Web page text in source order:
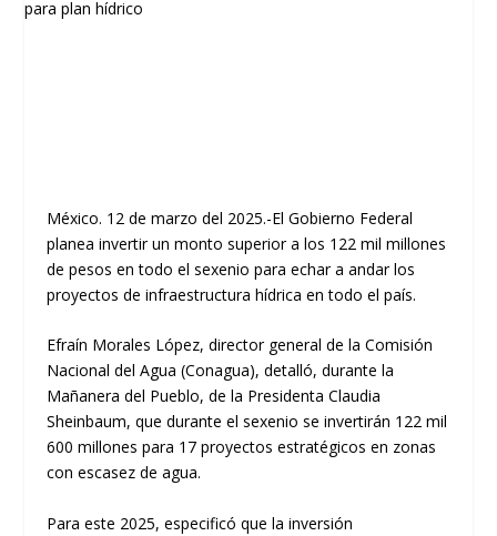
México. 12 de marzo del 2025.-El Gobierno Federal
planea invertir un monto superior a los 122 mil millones
de pesos en todo el sexenio para echar a andar los
proyectos de infraestructura hídrica en todo el país.
Efraín Morales López, director general de la Comisión
Nacional del Agua (Conagua), detalló, durante la
Mañanera del Pueblo, de la Presidenta Claudia
Sheinbaum, que durante el sexenio se invertirán 122 mil
600 millones para 17 proyectos estratégicos en zonas
con escasez de agua.
Para este 2025, especificó que la inversión